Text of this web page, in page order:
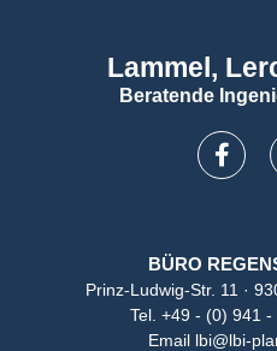
Lammel,
Beratende
BÜRO
Prinz-Ludwig-Str. 11 ·
Tel.+49 - (0) 941 -
Email lbi@lbi-